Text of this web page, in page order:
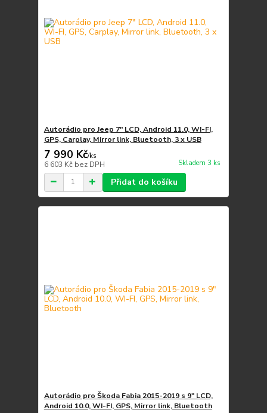
Autorádio pro Jeep 7" LCD, Android 11.0, WI-FI,
GPS, Carplay, Mirror link, Bluetooth, 3 x USB
7 990 Kč/ks
6 603 Kč bez DPH Skladem 3 ks
Přidat do košíku
Autorádio pro Škoda Fabia 2015-2019 s 9" LCD,
Android 10.0, WI-FI, GPS, Mirror link, Bluetooth